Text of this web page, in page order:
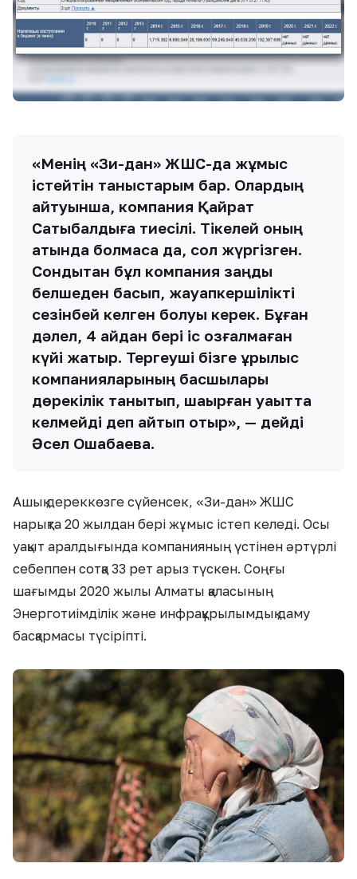
«Менің «Зи-дан» ЖШС-да жұмыс
істейтін таныстарым бар. Олардың
айтуынша, компания Қайрат
Сатыбалдыға тиесілі. Тікелей оның
атында болмаса да, сол жүргізген.
Сондықтан бұл компания заңды
белшеден басып, жауапкершілікті
сезінбей келген болуы керек. Бұған
дәлел, 4 айдан бері іс қозғалмаған
күйі жатыр. Тергеуші бізге құрылыс
компанияларының басшылары
дөрекілік танытып, шақырған уақытта
келмейді деп айтып отыр», — дейді
Әсел Ошақбаева.
Ашық дереккөзге сүйенсек, «Зи-дан» ЖШС
нарықта 20 жылдан бері жұмыс істеп келеді. Осы
уақыт аралдығында компанияның үстінен әртүрлі
себеппен сотқа 33 рет арыз түскен. Соңғы
шағымды 2020 жылы Алматы қаласының
Энерготиімділік және инфрақұрылымдық даму
басқармасы түсіріпті.